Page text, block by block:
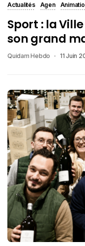
Actualités Agen
Sport : la
son grand
Quidam Hebdo 11 Juin